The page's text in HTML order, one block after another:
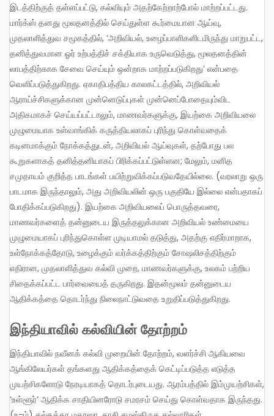
இடத்திற்குத் தள்ளப்பட்டு, கல்வியும் அதற்கேற்றாற்போல் மாற்றப்பட்டது.
மார்க்ஸ் தனது மூலதனத்தில் செய்துள்ள கூர்மையான ஆய்வு,
முதலாளித்துவ சமூகத்தில், ‘அறிவியல், உழைப்பாளிகளிடமிருந்து மாறுபட்ட,
தனித்துவமான ஓர் உற்பத்திச் சக்தியாக உருவெடுத்து, மூலதனத்தின்
லாபத்திற்காக சேவை செய்யும் ஒன்றாக மாற்றப்படுகிறது’ என்பதை
வெளிப்படுத்துகிறது. ஏகாதிபத்திய காலகட்டத்தில், அறிவியல்
ஆராய்ச்சிகளுக்கான முன்னெடுப்புகள் முன்னெப்போதையும்விட
அதிகமாகச் செய்யப்பட்டாலும், மாணவர்களுக்கு, இயற்கை அறிவியலை
முழுமையாக உள்வாங்கிக் கருத்தியலாகப் புரிந்து கொள்வதைக்
கடினமாக்கும் நோக்கத்துடன், அறிவியல் ஆய்வுகள், தற்போது பல
கூறுகளாகத் தனித்தனியாகப் பிரிக்கப்பட்டுள்ளன; மேலும், மனித
சமுதாயம் குறித்த பாடங்கள் பயிற்றுவிக்கப்படுவதேயில்லை. (வரலாறு ஒரு
பாடமாக இருந்தாலும், அது அறிவியலின் ஒரு பகுதியே இல்லை என்பதாகப்
போதிக்கப்படுகிறது). இயற்கை அறிவியலைப் பொருத்தவரை,
மாணவர்களைத் தன்னுடைய இருத்தலுக்கான அறிவியல் உண்மையை
முழுமையாகப் புரிந்துகொள்ள முடியாமல் தடுத்து, அதற்கு எதிர்மாறாக,
உள்நோக்கத்தோடு, உழைக்கும் வர்க்கத்திற்கும் சோஷலிசத்திற்கும்
எதிரான, முதலாளித்துவ கல்வி முறை, மாணவர்களுக்கு, உலகம் பற்றிய
சிதைக்கப்பட்ட பார்வையைத் தருகிறது. இதன்மூலம் தன்னுடைய
ஆதிக்கத்தை தொடர்ந்து நிலைநாட்டுவதை உறுதிப்படுத்துகிறது.
இந்தியாவில் கல்வியின் தோற்றம்
இந்தியாவில் நவீனக் கல்வி முறையின் தோற்றம், வளர்ச்சி ஆகியவை
ஆங்கிலேயர்கள் தங்களது ஆதிக்கத்தைக் கெட்டிப்படுத்த எடுத்த
முயற்சிகளோடு நேரடியாகத் தொடர்புடையது. ஆரம்பத்தில் இம்முயற்சிகள்,
‘உள்ளூர்’ ஆதிக்க சாதியினரோடு சமரசம் செய்து கொள்வதாக இருந்தது.